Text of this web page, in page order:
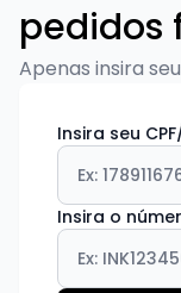
pedidos
Apenas insira
Insira seu
Insira o